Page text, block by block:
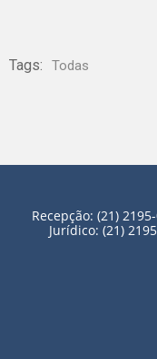
Tags: Todas
Recepção: (21)
Jurídico: (21)